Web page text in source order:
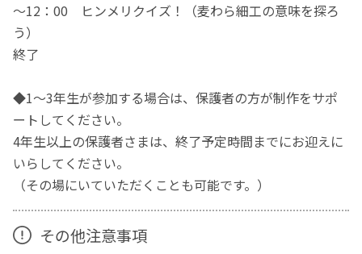
～12：00 ヒンメリクイズ！（麦わら細工の意味を探ろ
う）
終了
◆1～3年生が参加する場合は、保護者の方が制作をサポ
ートしてください。
4年生以上の保護者さまは、終了予定時間までにお迎えに
いらしてください。
（その場にいていただくことも可能です。）
その他注意事項